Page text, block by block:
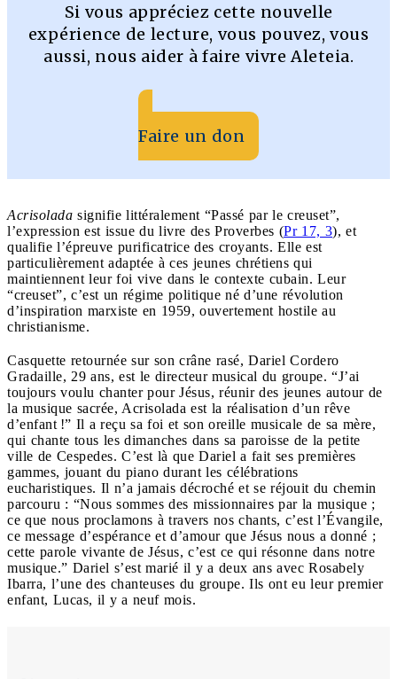
Si vous appréciez cette nouvelle
expérience de lecture, vous pouvez, vous
aussi, nous aider à faire vivre Aleteia.
Faire un don
Acrisolada signifie littéralement “Passé par le creuset”,
l’expression est issue du livre des Proverbes (Pr 17, 3), et
qualifie l’épreuve purificatrice des croyants. Elle est
particulièrement adaptée à ces jeunes chrétiens qui
maintiennent leur foi vive dans le contexte cubain. Leur
“creuset”, c’est un régime politique né d’une révolution
d’inspiration marxiste en 1959, ouvertement hostile au
christianisme.
Casquette retournée sur son crâne rasé, Dariel Cordero
Gradaille, 29 ans, est le directeur musical du groupe. “J’ai
toujours voulu chanter pour Jésus, réunir des jeunes autour de
la musique sacrée, Acrisolada est la réalisation d’un rêve
d’enfant !” Il a reçu sa foi et son oreille musicale de sa mère,
qui chante tous les dimanches dans sa paroisse de la petite
ville de Cespedes. C’est là que Dariel a fait ses premières
gammes, jouant du piano durant les célébrations
eucharistiques. Il n’a jamais décroché et se réjouit du chemin
parcouru : “Nous sommes des missionnaires par la musique ;
ce que nous proclamons à travers nos chants, c’est l’Évangile,
ce message d’espérance et d’amour que Jésus nous a donné ;
cette parole vivante de Jésus, c’est ce qui résonne dans notre
musique.” Dariel s’est marié il y a deux ans avec Rosabely
Ibarra, l’une des chanteuses du groupe. Ils ont eu leur premier
enfant, Lucas, il y a neuf mois.